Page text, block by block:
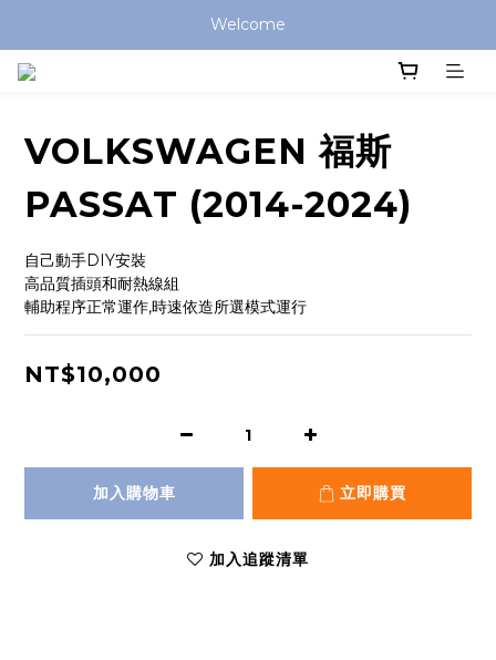
Welcome
VOLKSWAGEN 福斯
PASSAT (2014-2024)
自己動手DIY安裝
高品質插頭和耐熱線組
輔助程序正常運作,時速依造所選模式運行
NT$10,000
加入購物車 立即購買
加入追蹤清單